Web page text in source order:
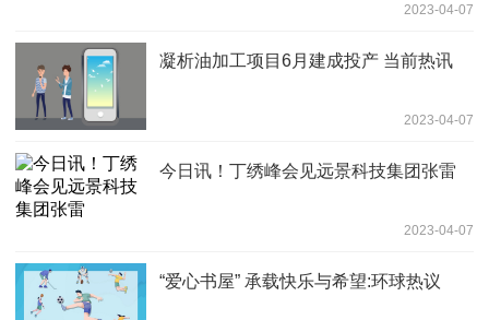
2023-04-07
凝析油加工项目6月建成投产 当前热讯
2023-04-07
今日讯！丁绣峰会见远景科技集团张雷
2023-04-07
“爱心书屋” 承载快乐与希望:环球热议